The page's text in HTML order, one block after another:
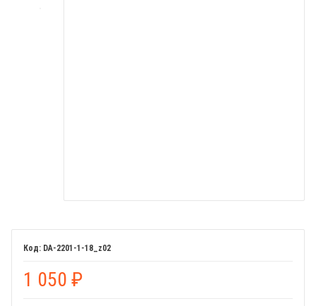
DA-2201-1-18_z02
1 050 ₽